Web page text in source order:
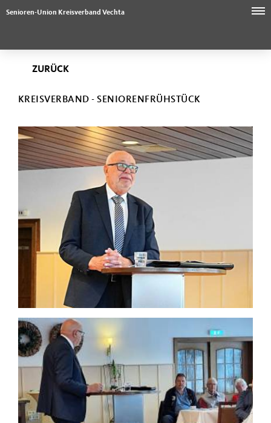
Senioren-Union Kreisverband Vechta
ZURÜCK
KREISVERBAND - SENIORENFRÜHSTÜCK